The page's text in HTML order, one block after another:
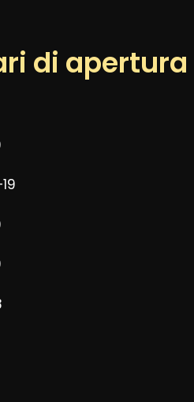
di apertura